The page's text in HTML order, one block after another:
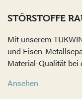
STÖRSTOFFE
Mit unserem
und Eisen-
Material-Qualität bei
Ansehen